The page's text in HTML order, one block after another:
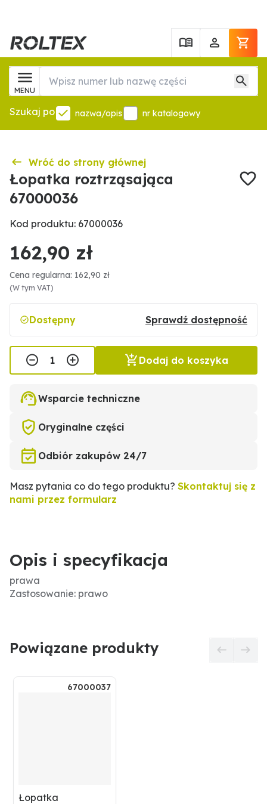
MENU
Szukaj po nazwa/opis nr katalogowy
Wróć do strony głównej
Łopatka roztrząsająca
67000036
Kod produktu: 67000036
162,90 zł
Cena regularna: 162,90 zł
(W tym VAT)
Dostępny Sprawdź dostępność
Dodaj do koszyka
Wsparcie techniczne
Oryginalne części
Odbiór zakupów 24/7
Masz pytania co do tego produktu? Skontaktuj się z
nami przez formularz
Opis i specyfikacja
prawa
Zastosowanie: prawo
Powiązane produkty
67000037
Łopatka